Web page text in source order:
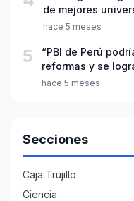
de mejores
hace 5 meses
5
“PBI de Perú
reformas y se
hace 5 meses
Secciones
Caja Trujillo
Ciencia